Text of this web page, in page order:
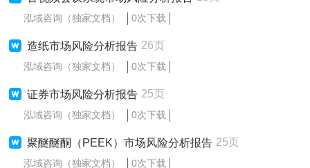
泓域咨询（独家文档） 0次下载
造纸市场风险分析报告 26页
泓域咨询（独家文档） 0次下载
证券市场风险分析报告 25页
泓域咨询（独家文档） 0次下载
聚醚醚酮（PEEK）市场风险分析报告 25页
泓域咨询（独家文档） 0次下载